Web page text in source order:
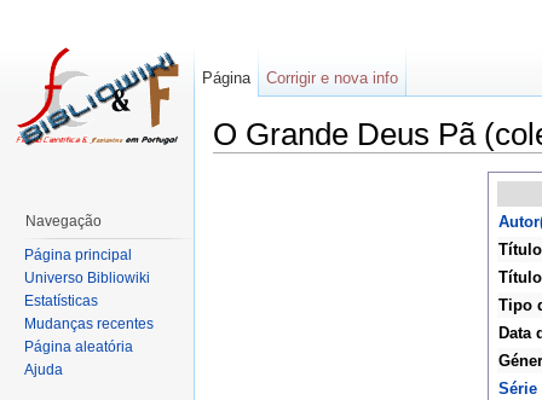
O Grande Deus Pã
Tipo
Data
Série
Página Corrigir e nova info
Navegação
Página principal
Universo Bibliowiki
Estatísticas
Mudanças recentes
Página aleatória
Ajuda